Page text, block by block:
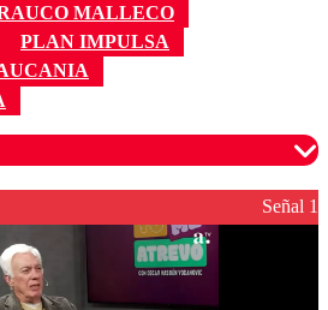
MALLECO
PLAN IMPULSA
moderados para garantizar un
respetuoso.
Señal 1